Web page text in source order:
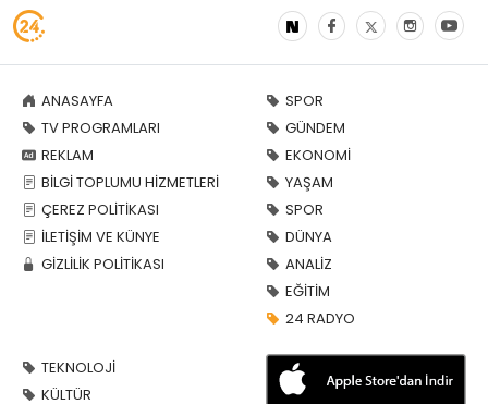
ANASAYFA
TV PROGRAMLARI
REKLAM
BİLGİ TOPLUMU HİZMETLERİ
ÇEREZ POLİTİKASI
İLETİŞİM VE KÜNYE
GİZLİLİK POLİTİKASI
SPOR
GÜNDEM
EKONOMİ
YAŞAM
SPOR
DÜNYA
ANALİZ
EĞİTİM
24 RADYO
TEKNOLOJİ
KÜLTÜR